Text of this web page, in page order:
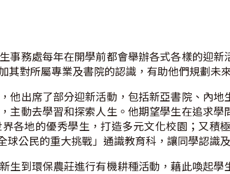
事務處每年在開學前都會舉辦各式各樣的迎
其對所屬專業及書院的認識，有助他們規劃未
他出席了部分迎新活動，包括新亞書院、內
主動去學習和探索人生。他期望學生在追求
各地的優秀學生，打造多元文化校園；又積
球公民的重大挑戰」通識教育科，讓同學認識
生到環保農莊進行有機耕種活動，藉此喚起